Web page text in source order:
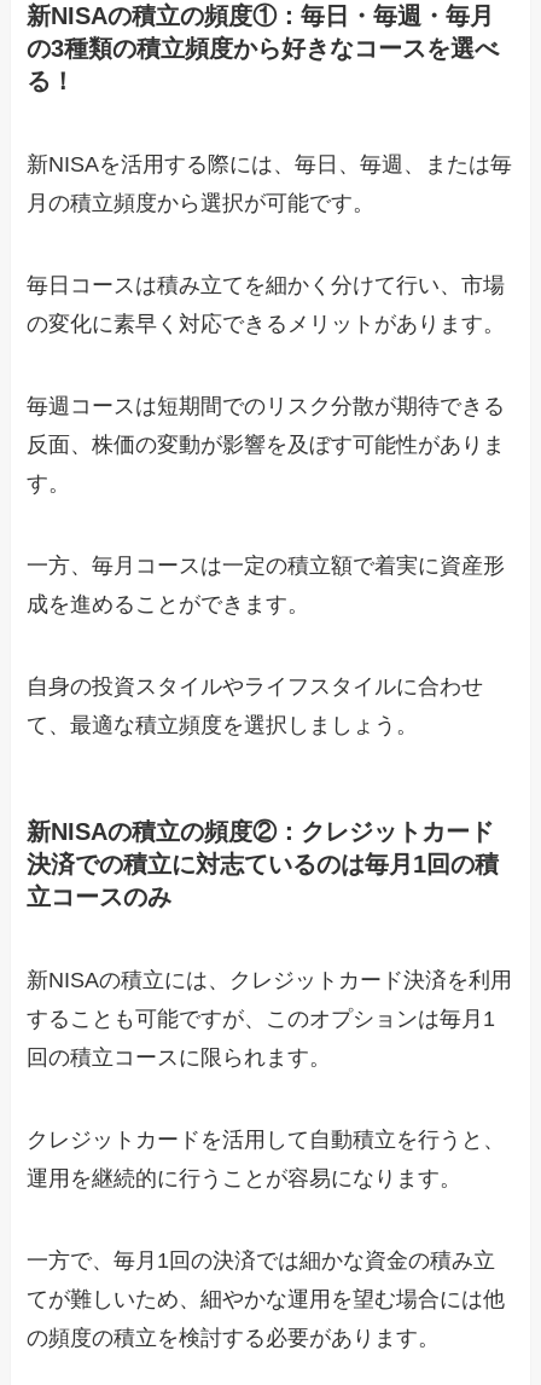
新NISAの積立の頻度①：毎日・毎週・毎月
の3種類の積立頻度から好きなコースを選べ
る！
新NISAを活用する際には、毎日、毎週、または毎
月の積立頻度から選択が可能です。
毎日コースは積み立てを細かく分けて行い、市場
の変化に素早く対応できるメリットがあります。
毎週コースは短期間でのリスク分散が期待できる
反面、株価の変動が影響を及ぼす可能性がありま
す。
一方、毎月コースは一定の積立額で着実に資産形
成を進めることができます。
自身の投資スタイルやライフスタイルに合わせ
て、最適な積立頻度を選択しましょう。
新NISAの積立の頻度②：クレジットカード
決済での積立に対志ているのは毎月1回の積
立コースのみ
新NISAの積立には、クレジットカード決済を利用
することも可能ですが、このオプションは毎月1
回の積立コースに限られます。
クレジットカードを活用して自動積立を行うと、
運用を継続的に行うことが容易になります。
一方で、毎月1回の決済では細かな資金の積み立
てが難しいため、細やかな運用を望む場合には他
の頻度の積立を検討する必要があります。